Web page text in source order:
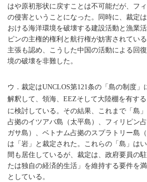
はや原初形状に戻すことは不可能だが、フ
の侵害ということになった。同時に、裁定
おける海洋環境を破壊する建設活動と漁業
ピンの主権的権利と航行権が妨害されてい
主張も認め、こうした中国の活動による回
境の破壊を非難した。
ウ．裁定はUNCLOS第121条の「島の制度」
解釈して、領海、
EEZそして大陸棚を有す
に検討している。その結果、これまで「島
占拠のイツアバ島（太平島）、フィリピン
ガサ島）、ベトナム占拠のスプラトリー島
は「岩」と裁定された。これらの「島」は
間も居住しているが、裁定は、政府要員の
たは独自の経済的生活」を維持する要件を満
としている。